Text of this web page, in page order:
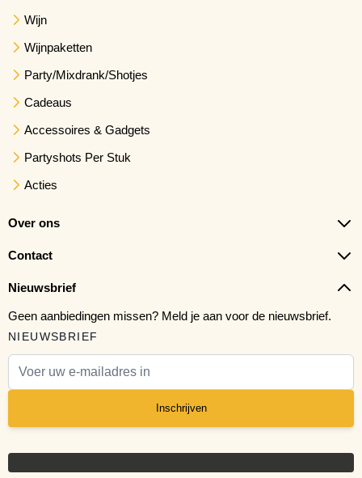
Wijn
Wijnpaketten
Party/Mixdrank/Shotjes
Cadeaus
Accessoires & Gadgets
Partyshots Per Stuk
Acties
Over ons
Contact
Nieuwsbrief
Geen aanbiedingen missen? Meld je aan voor de nieuwsbrief.
NIEUWSBRIEF
Inschrijven